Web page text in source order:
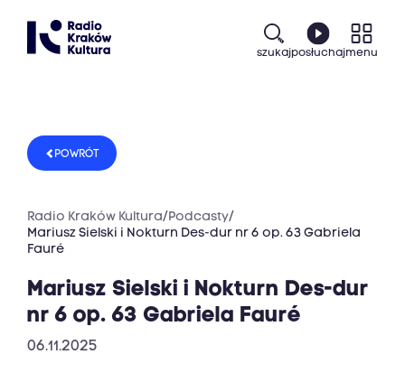
szukajposłuchajmenu
POWRÓT
Radio Kraków Kultura/Podcasty/
Mariusz Sielski i Nokturn Des-dur nr 6 op. 63 Gabriela
Fauré
Mariusz Sielski i Nokturn Des-dur
nr 6 op. 63 Gabriela Fauré
06.11.2025